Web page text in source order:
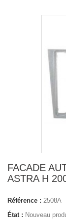
FACADE
ASTRA H
Référence : 2508A
État : Nouveau